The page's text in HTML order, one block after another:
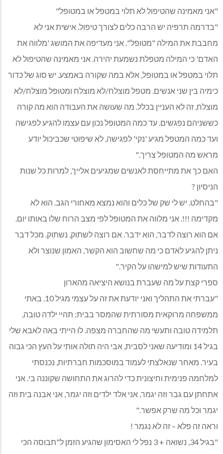
"אני מאמינה שהטיפול לא תלוי במטפל או במטופל"
"בדרמה תרפיה יש הרבה כלים לצורך טיפול. אישית אני לא
מחבבת את המילה "מטופל". אני מעדיפה את המושג 'מלווה את
האדם' כי המילה מטפלת נשמעת יהירה. אני מאמינה שהטיפול לא
תלוי במטפל או במטופל, אלא במה שקורה באמצע. יש סוג של כדור
כימיה בין שני אנשים. מטפל מוצלח/לא מוצלח ומטופל מוצלח/לא
מוצלח, זה לא העניין בכלל. מה שעושה את העבודה הוא מה קורה
כששניהם נפגשים. עד כמה המטופל נכון עם עצמו להגיע לפגישה
ועד כמה המטפל מגיע 'נקי' לפגישה, לא שיפוטי שכביכול יודע
מראש מה המטופל צריך."
האם כך את מתייחסת לאנשים שמגיעים אלייך, למרות כל שנות
הניסיון ?
"בהחלט. יש לי שק של כלים והוא נמצא מאחורי הגב. הוא לא
מקדימה !!!. אני מלווה את המטופל לפי מצב הרוח שלו באותו יום.
אם הוא רוצה לדבר, הוא ידבר. אם רוצה לשתוק, נשתוק. מכל דבר
ניתן להגיע לאדם כי מה שחשוב הוא הקשר, האמון שנוצר ולא
התעודות שיש למישהו על הקיר."
ספרי קצת על מה שעברת בנושא היציאה מהארון
"עברתי את התהליך ואני יודעת את זה על עצמי מגיל 10. באתי
ממשפחה מרוקאית מסורתית שהמסר בבית: תהיי ילדה טובה,
תלמידה טובה ותעשי מה שהחברה מצפה. לו הייתי באה לאבא שלי
בגיל 14 ומודיעה שאני לסבית, אבי היה תולה אותי על העץ הכי גבוה
בעיר. מאחר שנאלצתי לעמוד במוסכמות חברתיות, נכנסתי
למלחמה פנימית וחיצונית כדי להרוג את התחושה שקוננה בי. אני
אתחתן עם גבר וזה יגמר, אני אלד ילדים וזה יגמר, אני אבנה בית וזה
יגמר וכל מה שרק אפשר."
וראה זה פלא – זה לא נגמר !
"בגיל 34, נשואה + 3 נפל לי האסימון שהגיע הזמן ל"תבוסה הכי